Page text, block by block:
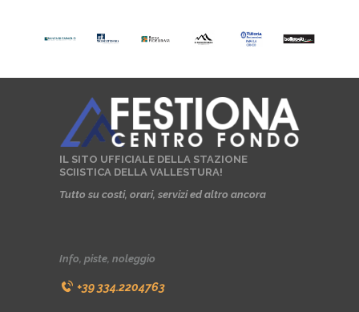
IL SITO UFFICIALE DELLA STAZIONE
SCIISTICA DELLA VALLESTURA!
Tutto su costi, orari, servizi ed altro ancora
Info, piste, noleggio
+39 334.2204763